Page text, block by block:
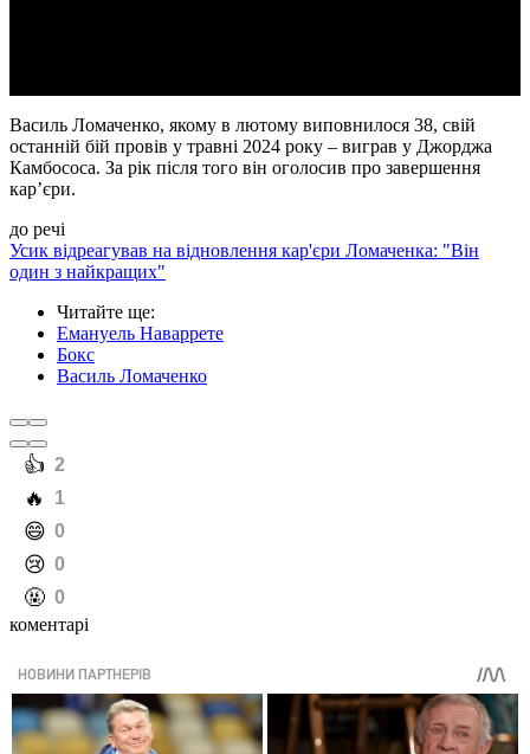
Василь Ломаченко, якому в лютому виповнилося 38, свій
останній бій провів у травні 2024 року – виграв у Джорджа
Камбососа. За рік після того він оголосив про завершення
кар’єри.
до речі
Усик відреагував на відновлення кар'єри Ломаченка: "Він
один з найкращих"
Читайте ще:
Емануель Наваррете
Бокс
Василь Ломаченко
️👍 2
️🔥 1
️😄 0
️😢 0
️🤬 0
коментарі